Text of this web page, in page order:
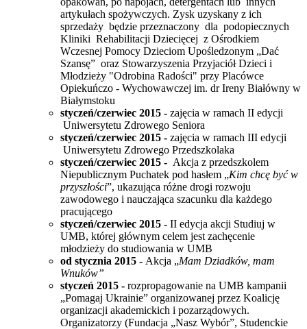
artykułach spożywczych. Zysk uzyskany z ich
sprzedaży będzie przeznaczony dla podopiecznych
Kliniki Rehabilitacji Dziecięcej z Ośrodkiem
Wczesnej Pomocy Dzieciom Upośledzonym „Dać
Szansę” oraz Stowarzyszenia Przyjaciół Dzieci i
Młodzieży "Odrobina Radości" przy Placówce
Opiekuńczo - Wychowawczej im. dr Ireny Białówny w
Białymstoku
styczeń/czerwiec 2015 - zajęcia w ramach II edycji
Uniwersytetu Zdrowego Seniora
styczeń/czerwiec 2015 - zajęcia w ramach III edycji
Uniwersytetu Zdrowego Przedszkolaka
styczeń/czerwiec 2015 - Akcja z przedszkolem
Niepublicznym Puchatek pod hasłem „Kim chcę być w
przyszłości”, ukazująca różne drogi rozwoju
zawodowego i nauczająca szacunku dla każdego
pracującego
styczeń/czerwiec 2015 - II edycja akcji Studiuj w
UMB, której głównym celem jest zachęcenie
młodzieży do studiowania w UMB
od stycznia 2015 - Akcja „Mam Dziadków, mam
Wnuków”
styczeń 2015 - rozpropagowanie na UMB kampanii
„Pomagaj Ukrainie” organizowanej przez Koalicję
organizacji akademickich i pozarządowych.
Organizatorzy (Fundacja „Nasz Wybór”, Studenckie